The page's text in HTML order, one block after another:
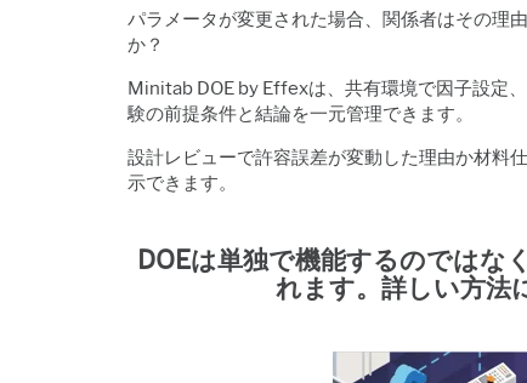
パラメータが変更された場合、関係者はその理
か？
Minitab DOE by Effexは、共有環境で因子設定
験の前提条件と結論を一元管理できます。
設計レビューで許容誤差が変動した理由か材料
示できます。
DOEは単独で機能するのではな
れます。詳しい方法